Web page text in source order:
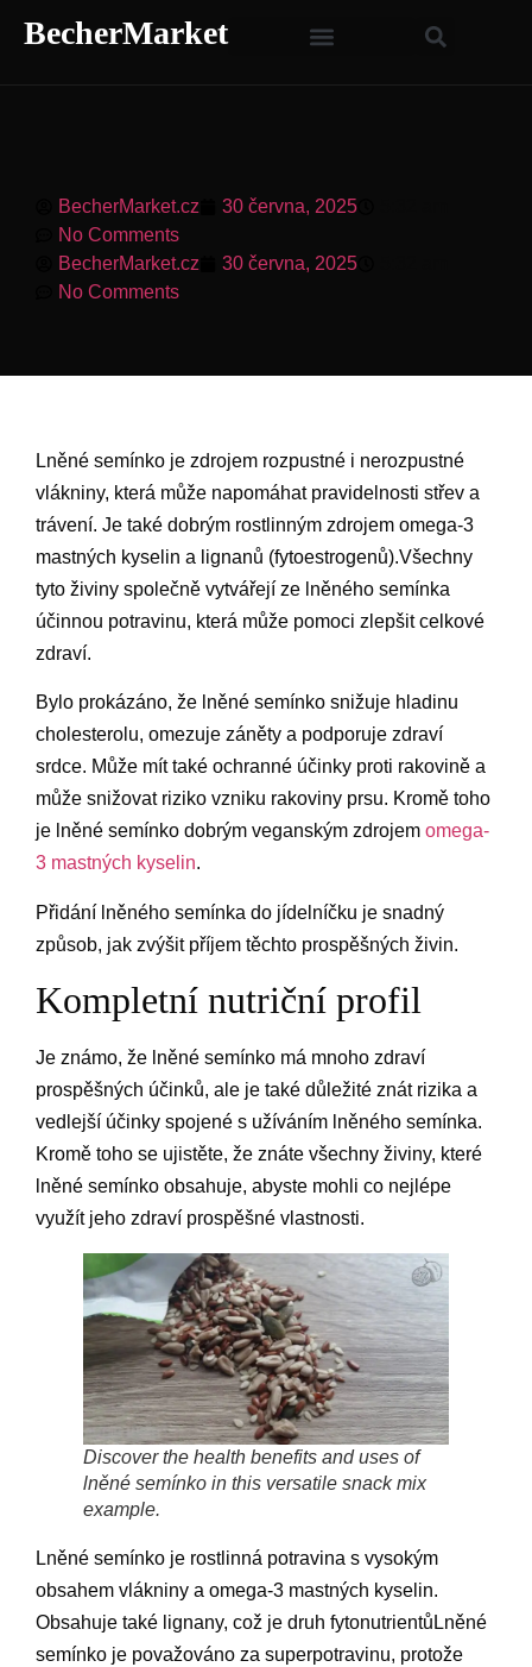
BecherMarket
BecherMarket.cz 30 června, 2025
No Comments
BecherMarket.cz
30 června, 2025
No Comments
Lněné semínko je zdrojem rozpustné i nerozpustné
vlákniny, která může napomáhat pravidelnosti střev a
trávení. Je také dobrým rostlinným zdrojem omega-3
mastných kyselin a lignanů (fytoestrogenů).Všechny
tyto živiny společně vytvářejí ze lněného semínka
účinnou potravinu, která může pomoci zlepšit celkové
zdraví.
Bylo prokázáno, že lněné semínko snižuje hladinu
cholesterolu, omezuje záněty a podporuje zdraví
srdce. Může mít také ochranné účinky proti rakovině a
může snižovat riziko vzniku rakoviny prsu. Kromě toho
je lněné semínko dobrým veganským zdrojem omega-
3 mastných kyselin.
Přidání lněného semínka do jídelníčku je snadný
způsob, jak zvýšit příjem těchto prospěšných živin.
Kompletní nutriční profil
Je známo, že lněné semínko má mnoho zdraví
prospěšných účinků, ale je také důležité znát rizika a
vedlejší účinky spojené s užíváním lněného semínka.
Kromě toho se ujistěte, že znáte všechny živiny, které
lněné semínko obsahuje, abyste mohli co nejlépe
využít jeho zdraví prospěšné vlastnosti.
Discover the health benefits and uses of
lněné semínko in this versatile snack mix
example.
Lněné semínko je rostlinná potravina s vysokým
obsahem vlákniny a omega-3 mastných kyselin.
Obsahuje také lignany, což je druh fytonutrientůLněné
semínko je považováno za superpotravinu, protože